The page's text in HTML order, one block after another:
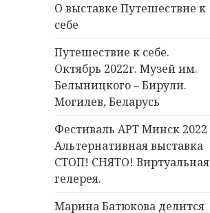
О выставке Путешествие к
себе
Путешествие к себе.
Октябрь 2022г. Музей им.
Белыницкого – Бирули.
Могилев, Беларусь
Фестиваль АРТ Минск 2022
Альтернативная выставка
СТОП! СНЯТО! Виртуальная
гелерея.
Марина Батюкова делится